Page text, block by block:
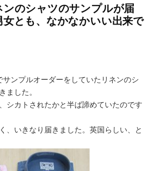
ンのシャツのサンプルが届
女とも、なかなかいい出来で
サンプルオーダーをしていたリネンのシ
ました。
シカトされたかと半ば諦めていたのです
、いきなり届きました。英国らしい、と